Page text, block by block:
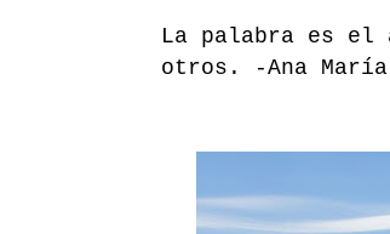
La palabra es el
otros. -Ana